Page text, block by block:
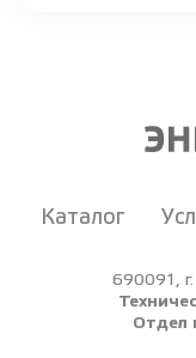
Каталог
690091,
Отдел